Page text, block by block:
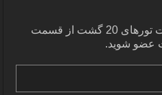
جهت اطلاع از آفرها و تخفیفات تورهای 20 گشت از قسمت
عضو شوید.